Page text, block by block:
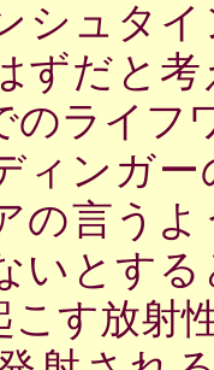
シュタ
ずだと
のライフ
ィンガ
の言う
いとす
こす放射